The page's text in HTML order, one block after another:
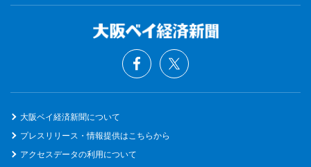
大阪ベイ経済新聞について
プレスリリース・情報提供はこちらから
アクセスデータの利用について